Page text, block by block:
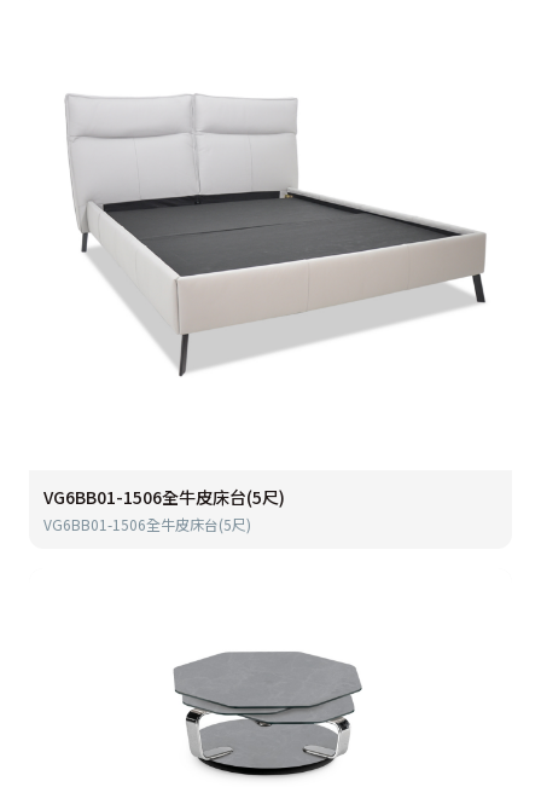
VG6BB01-1506全牛皮床台(5尺)
VG6BB01-1506全牛皮床台(5尺)